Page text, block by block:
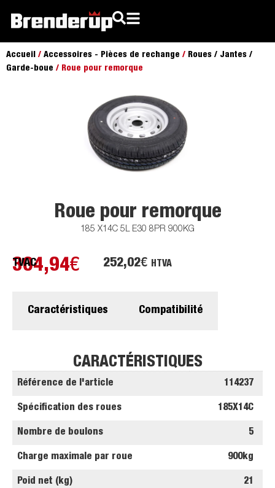
Accueil / Accessoires - Pièces de rechange / Roues / Jantes /
Garde-boue / Roue pour remorque
Roue pour remorque
185 X14C 5L E30 8PR 900KG
304,94€
TVAC 252,02€ HTVA
Caractéristiques Compatibilité
CARACTÉRISTIQUES
Référence de l'article 114237
Spécification des roues 185X14C
Nombre de boulons 5
Charge maximale par roue 900kg
Poid net (kg) 21